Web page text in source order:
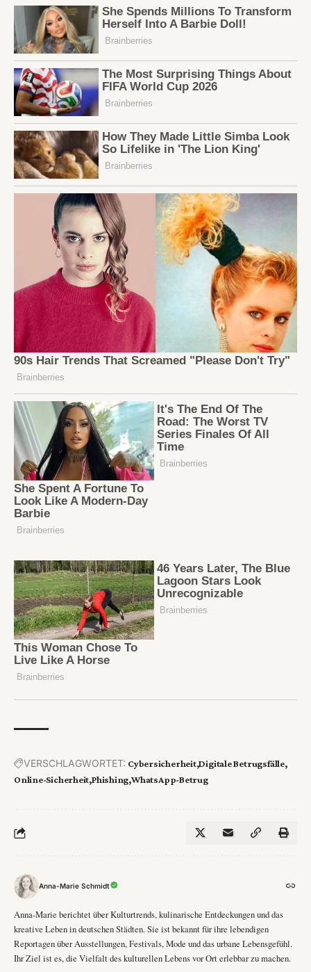
VERSCHLAGWORTET: Cybersicherheit Digitale Betrugsfälle
Online-Sicherheit Phishing WhatsApp-Betrug
Anna-Marie Schmidt
Anna-Marie berichtet über Kulturtrends, kulinarische Entdeckungen und das
kreative Leben in deutschen Städten. Sie ist bekannt für ihre lebendigen
Reportagen über Ausstellungen, Festivals, Mode und das urbane Lebensgefühl.
Ihr Ziel ist es, die Vielfalt des kulturellen Lebens vor Ort erlebbar zu machen.